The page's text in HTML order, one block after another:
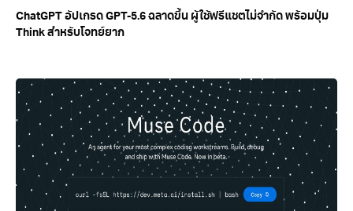
ChatGPT อัปเกรด GPT-5.6 ฉลาดขึ้น ผู้ใช้ฟรีแชตไม่จำกัด พร้อมปุ่ม
Think สำหรับโจทย์ยาก